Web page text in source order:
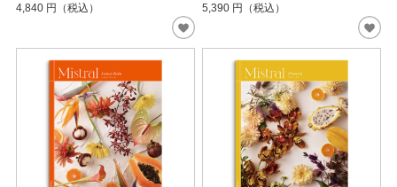
4,840 円（税込） 5,390 円（税込）